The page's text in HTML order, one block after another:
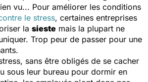
vu... Pour améliorer les conditions
le stress, certaines entreprises
la sieste mais la plupart ne
Trop peur de passer pour une
sans être obligés de se cacher
sous leur bureau pour dormir en